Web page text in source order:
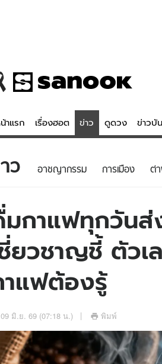
าแรก เรื่องฮอต ข่าว ดูดวง ข่าวบั
ข่าว
ข่าวบันเทิง
ข่าวกีฬา
ข่าวเศรษฐกิจ
อัปเดตจีน
ดู
สถิติ
หวย
ว อาชญากรรม การเมือง ต่า
กาแฟทุกวันส่
ยวชาญชี้ ตัวเ
แฟต้องรู้
09 มิ.ย. 69 (07:18 น.) พิมพ์